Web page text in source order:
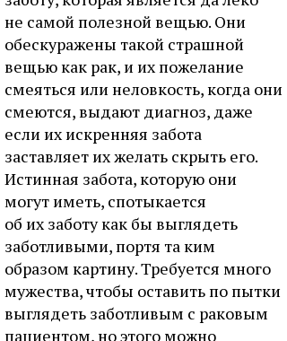
не самой полезной вещью. Они
обескуражены такой страшной
вещью как рак, и их пожелание
смеяться или неловкость, когда они
смеются, выдают диагноз, даже
если их искренняя забота
заставляет их желать скрыть его.
Истинная забота, которую они
могут иметь, спотыкается
об их заботу как бы выглядеть
заботливыми, портя та ким
образом картину. Требуется много
мужества, чтобы оставить по пытки
выглядеть заботливым с раковым
пациентом, но этого можно